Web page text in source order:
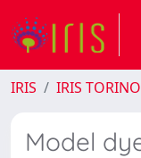
IRIS IRIS TORINO
Model